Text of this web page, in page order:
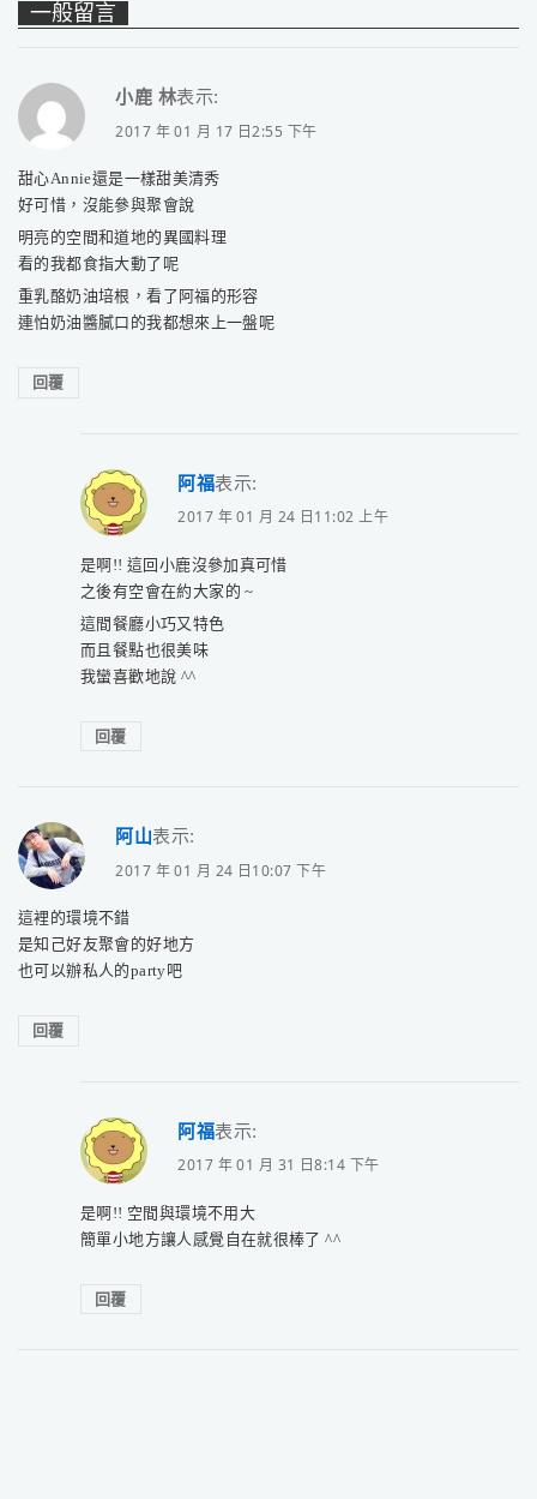
一般留言
小鹿 林表示:
2017 年 01 月 17 日2:55 下午
甜心Annie還是一樣甜美清秀
好可惜，沒能參與聚會說
明亮的空間和道地的異國料理
看的我都食指大動了呢
重乳酪奶油培根，看了阿福的形容
連怕奶油醬膩口的我都想來上一盤呢
回覆
阿福表示:
2017 年 01 月 24 日11:02 上午
是啊!! 這回小鹿沒參加真可惜
之後有空會在約大家的 ~
這間餐廳小巧又特色
而且餐點也很美味
我蠻喜歡地說 ^^
回覆
阿山表示:
2017 年 01 月 24 日10:07 下午
這裡的環境不錯
是知己好友聚會的好地方
也可以辦私人的party吧
回覆
阿福表示:
2017 年 01 月 31 日8:14 下午
是啊!! 空間與環境不用大
簡單小地方讓人感覺自在就很棒了 ^^
回覆